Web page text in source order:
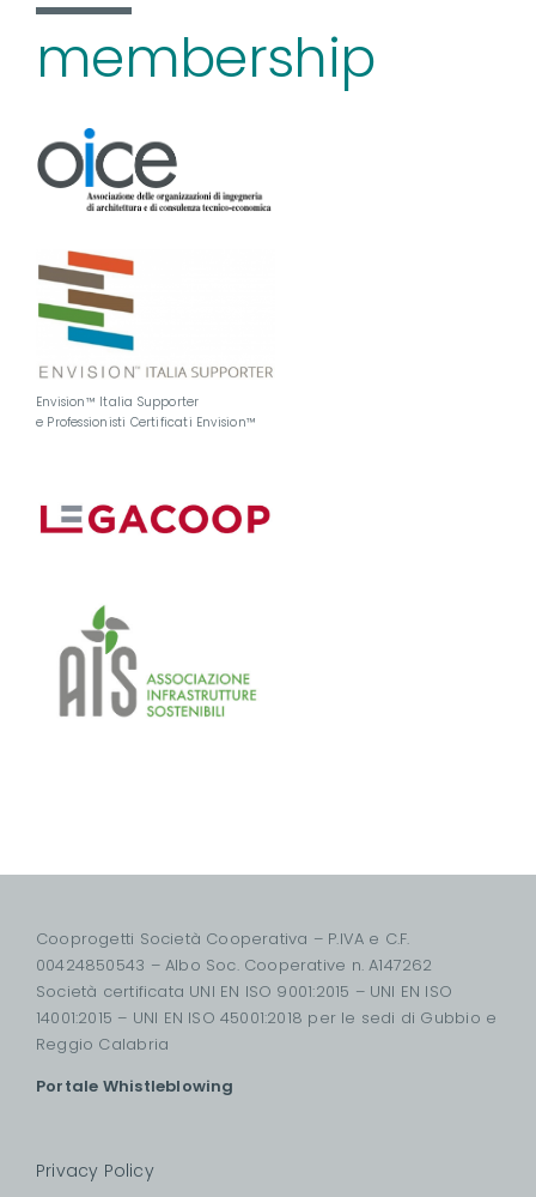
membership
Envision™ Italia Supporter
e Professionisti Certificati Envision™
Cooprogetti Società Cooperativa – P.IVA e C.F.
00424850543 – Albo Soc. Cooperative n. A147262
Società certificata UNI EN ISO 9001:2015 – UNI EN ISO
14001:2015 – UNI EN ISO 45001:2018 per le sedi di Gubbio e
Reggio Calabria
Portale Whistleblowing
Privacy Policy